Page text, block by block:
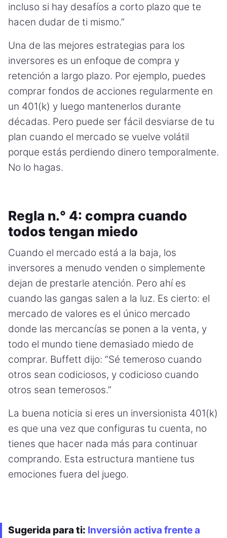
incluso si hay desafíos a corto plazo que te
hacen dudar de ti mismo.”
Una de las mejores estrategias para los
inversores es un enfoque de compra y
retención a largo plazo. Por ejemplo, puedes
comprar fondos de acciones regularmente en
un 401(k) y luego mantenerlos durante
décadas. Pero puede ser fácil desviarse de tu
plan cuando el mercado se vuelve volátil
porque estás perdiendo dinero temporalmente.
No lo hagas.
Regla n.° 4: compra cuando
todos tengan miedo
Cuando el mercado está a la baja, los
inversores a menudo venden o simplemente
dejan de prestarle atención. Pero ahí es
cuando las gangas salen a la luz. Es cierto: el
mercado de valores es el único mercado
donde las mercancías se ponen a la venta, y
todo el mundo tiene demasiado miedo de
comprar. Buffett dijo: “Sé temeroso cuando
otros sean codiciosos, y codicioso cuando
otros sean temerosos.”
La buena noticia si eres un inversionista 401(k)
es que una vez que configuras tu cuenta, no
tienes que hacer nada más para continuar
comprando. Esta estructura mantiene tus
emociones fuera del juego.
Sugerida para ti: Inversión activa frente a